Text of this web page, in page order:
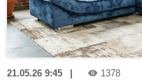
21.05.26 9:45 1378